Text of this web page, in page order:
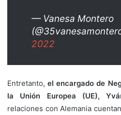
— Vanesa Montero
2022
Entretanto,el encargado de
la Unión Europea (UE),
relaciones con Alemania